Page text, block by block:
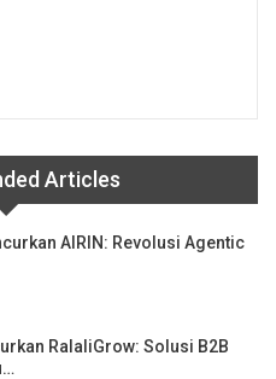
Articles
AIRIN: Revolusi Agentic
RalaliGrow: Solusi B2B